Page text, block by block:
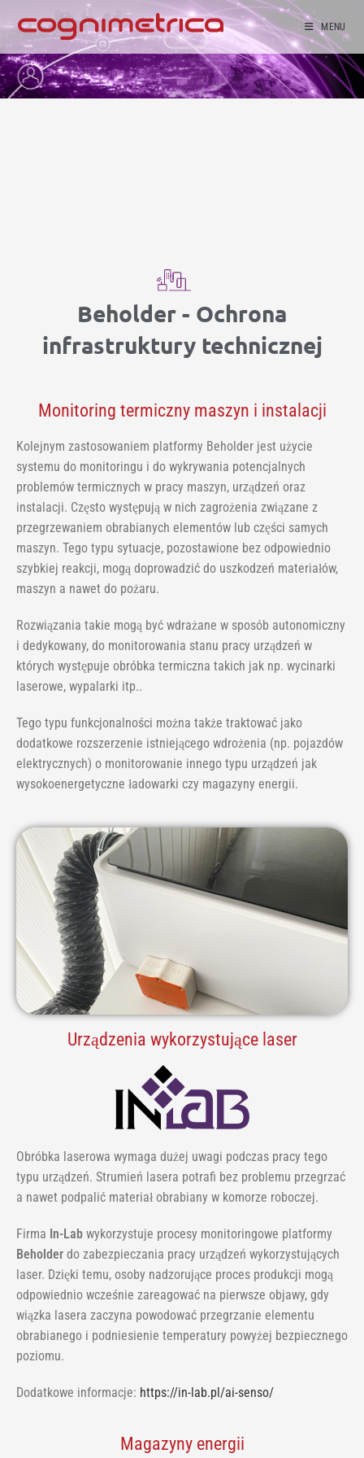
MENU
Beholder - Ochrona
infrastruktury technicznej
Monitoring termiczny maszyn i instalacji
Kolejnym zastosowaniem platformy Beholder jest użycie
systemu do monitoringu i do wykrywania potencjalnych
problemów termicznych w pracy maszyn, urządzeń oraz
instalacji. Często występują w nich zagrożenia związane z
przegrzewaniem obrabianych elementów lub części samych
maszyn. Tego typu sytuacje, pozostawione bez odpowiednio
szybkiej reakcji, mogą doprowadzić do uszkodzeń materiałów,
maszyn a nawet do pożaru.
Rozwiązania takie mogą być wdrażane w sposób autonomiczny
i dedykowany, do monitorowania stanu pracy urządzeń w
których występuje obróbka termiczna takich jak np. wycinarki
laserowe, wypalarki itp..
Tego typu funkcjonalności można także traktować jako
dodatkowe rozszerzenie istniejącego wdrożenia (np. pojazdów
elektrycznych) o monitorowanie innego typu urządzeń jak
wysokoenergetyczne ładowarki czy magazyny energii.
Urządzenia wykorzystujące laser
Obróbka laserowa wymaga dużej uwagi podczas pracy tego
typu urządzeń. Strumień lasera potrafi bez problemu przegrzać
a nawet podpalić materiał obrabiany w komorze roboczej.
Firma In-Lab wykorzystuje procesy monitoringowe platformy
Beholder do zabezpieczania pracy urządzeń wykorzystujących
laser. Dzięki temu, osoby nadzorujące proces produkcji mogą
odpowiednio wcześnie zareagować na pierwsze objawy, gdy
wiązka lasera zaczyna powodować przegrzanie elementu
obrabianego i podniesienie temperatury powyżej bezpiecznego
poziomu.
Dodatkowe informacje: https://in-lab.pl/ai-senso/
Magazyny energii